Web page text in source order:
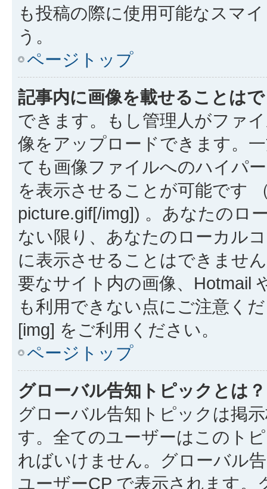
も投稿の際に使用可能なスマ
う。
ページトップ
記事内に画像を載せることは
できます。もし管理人がファ
像をアップロードできます。
ても画像ファイルへのハイパ
を表示させることが可能です
picture.gif[/img]) 。あなたのロ
ない限り、あなたのローカル
に表示させることはできませ
要なサイト内の画像、Hotmail
も利用できない点にご注意く
[img] をご利用ください。
ページトップ
グローバル告知トピックとは？
グローバル告知トピックは掲
す。全てのユーザーはこのト
ればいけません。グローバル
ユーザーCP で表示されます